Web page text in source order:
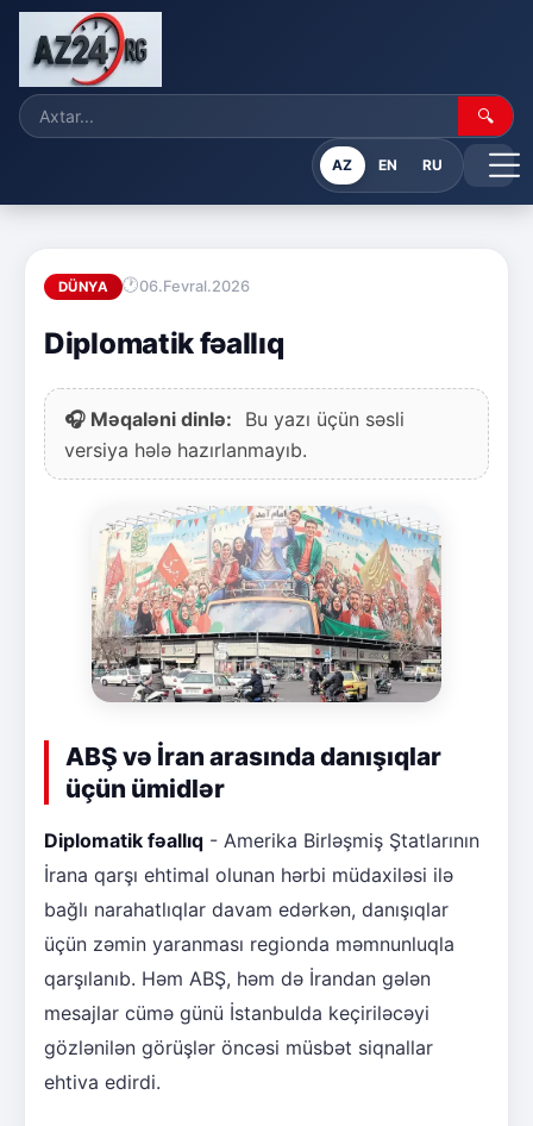
🔍
AZ EN RU
DÜNYA 06.Fevral.2026
Diplomatik fəallıq
🎧 Məqaləni dinlə:
Bu yazı üçün səsli
versiya hələ hazırlanmayıb.
ABŞ və İran arasında danışıqlar
üçün ümidlər
Diplomatik fəallıq - Amerika Birləşmiş Ştatlarının
İrana qarşı ehtimal olunan hərbi müdaxiləsi ilə
bağlı narahatlıqlar davam edərkən, danışıqlar
üçün zəmin yaranması regionda məmnunluqla
qarşılanıb. Həm ABŞ, həm də İrandan gələn
mesajlar cümə günü İstanbulda keçiriləcəyi
gözlənilən görüşlər öncəsi müsbət siqnallar
ehtiva edirdi.